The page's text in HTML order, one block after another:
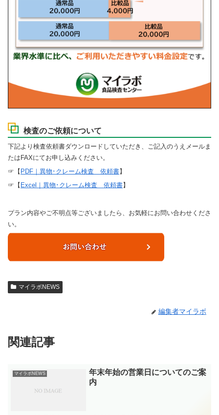
検査のご依頼について
下記より検査依頼書ダウンロードしていただき、ご記入のうえメールま
たはFAXにてお申し込みください。
☞【 PDF｜異物･クレーム検査 依頼書】
☞【 Excel｜異物･クレーム検査 依頼書】
プラン内容やご不明点等ございましたら、お気軽にお問い合わせくださ
い。
マイラボNEWS
編集者マイラボ
関連記事
マイラボNEWS
年末年始の営業日についてのご案
内